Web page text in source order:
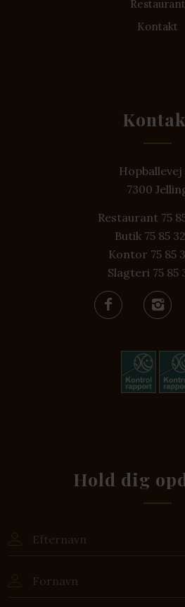
Restaurant
Kontakt
Hopballevej
7300
Restaurant 75
Butik 75 85
Kontor 75 85
Slagteri 75 85
Hold dig